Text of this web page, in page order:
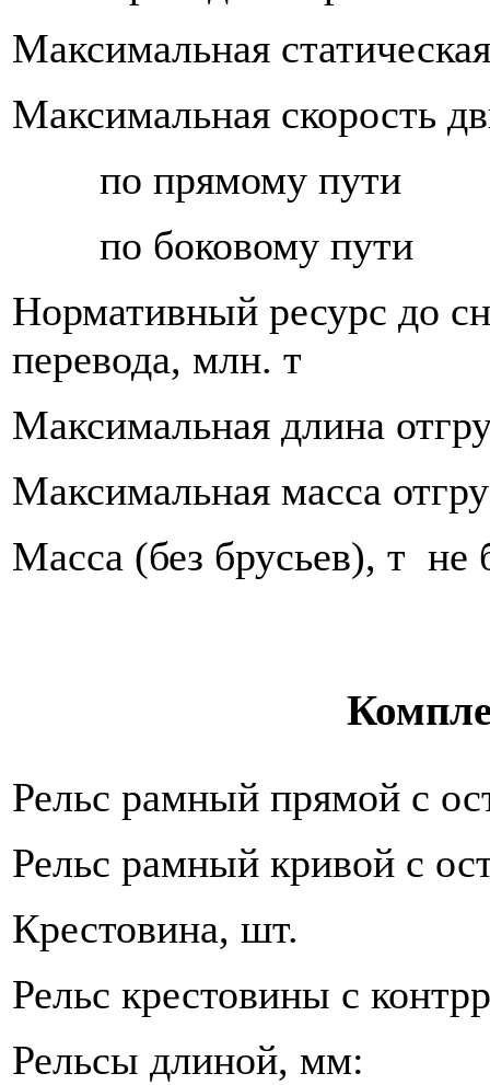
Максимальная
Максимальная скорость
по прямому пути
по боковому пути
Нормативный ресурс до
перевода, млн. т
Максимальная длина
Максимальная масса
Масса (без брусьев), т не
Рельс рамный прямой с
Рельс рамный кривой с
Крестовина, шт.
Рельс крестовины с
Рельсы длиной, мм: